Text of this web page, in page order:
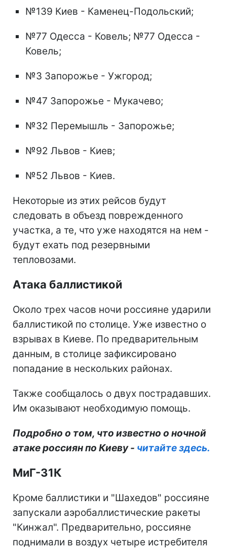
№139 Киев - Каменец-Подольский;
№77 Одесса - Ковель; №77 Одесса -
Ковель;
№3 Запорожье - Ужгород;
№47 Запорожье - Мукачево;
№32 Перемышль - Запорожье;
№92 Львов - Киев;
№52 Львов - Киев.
Некоторые из этих рейсов будут
следовать в объезд поврежденного
участка, а те, что уже находятся на нем -
будут ехать под резервными
тепловозами.
Атака баллистикой
Около трех часов ночи россияне ударили
баллистикой по столице. Уже известно о
взрывах в Киеве. По предварительным
данным, в столице зафиксировано
попадание в нескольких районах.
Также сообщалось о двух пострадавших.
Им оказывают необходимую помощь.
Подробно о том, что известно о ночной
атаке россиян по Киеву - читайте здесь.
МиГ-31К
Кроме баллистики и "Шахедов" россияне
запускали аэробаллистические ракеты
"Кинжал". Предварительно, россияне
поднимали в воздух четыре истребителя